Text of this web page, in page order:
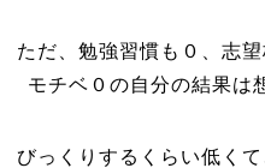
ただ、勉強習慣も０、志
モチベ０の自分の結果は
びっくりするくらい低く